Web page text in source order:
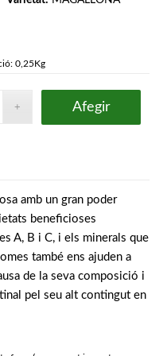
0,25Kg
Afegir
amb un gran poder
beneficioses
A, B i C, i els minerals que
també ens ajuden a
de la seva composició i
pel seu alt contingut en